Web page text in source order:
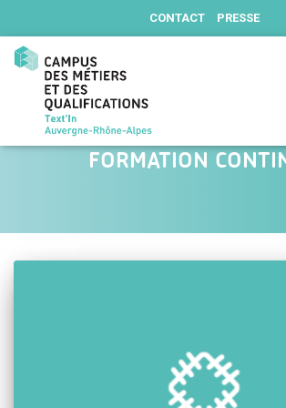
CONTACT PRESSE
FORMATION